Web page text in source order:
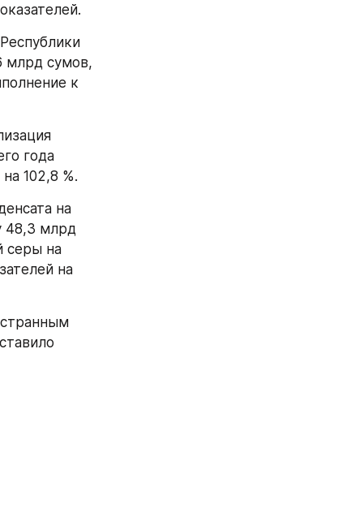
млрд сумов,
к
года
102,8 %.
на
48,3 млрд
серы на
на